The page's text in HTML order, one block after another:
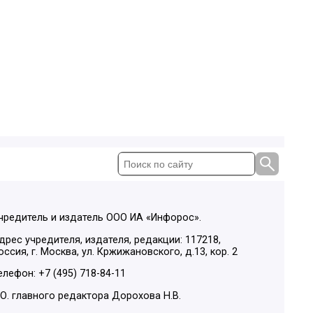
и издатель ООО ИА «Инфорос».
учредителя, издателя, редакции: 117218,
г. Москва, ул. Кржижановского, д.13, кор. 2
+7 (495) 718-84-11
главного редактора Дорохова Н.В.